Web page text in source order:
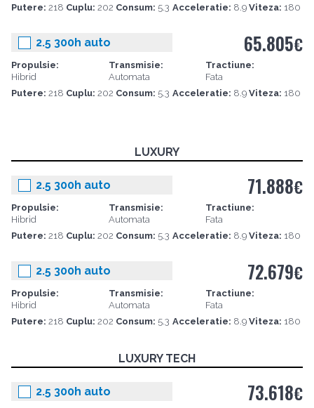
Putere: 218 Cuplu:202 Consum: 5.3 Acceleratie: 8.9 Viteza: 180
2.5 300h auto
Propulsie:
Hibrid
Transmisie:
Automata
Tractiune:
Fata
Putere: 218 Cuplu:202 Consum: 5.3 Acceleratie: 8.9 Viteza: 180
65.805€
LUXURY
2.5 300h auto
Propulsie:
Hibrid
Transmisie:
Automata
Tractiune:
Fata
Putere: 218 Cuplu:202 Consum: 5.3 Acceleratie: 8.9 Viteza: 180
71.888€
2.5 300h auto
Propulsie:
Hibrid
Transmisie:
Automata
Tractiune:
Fata
Putere: 218 Cuplu:202 Consum: 5.3 Acceleratie: 8.9 Viteza: 180
72.679€
LUXURY TECH
2.5 300h auto 73.618€